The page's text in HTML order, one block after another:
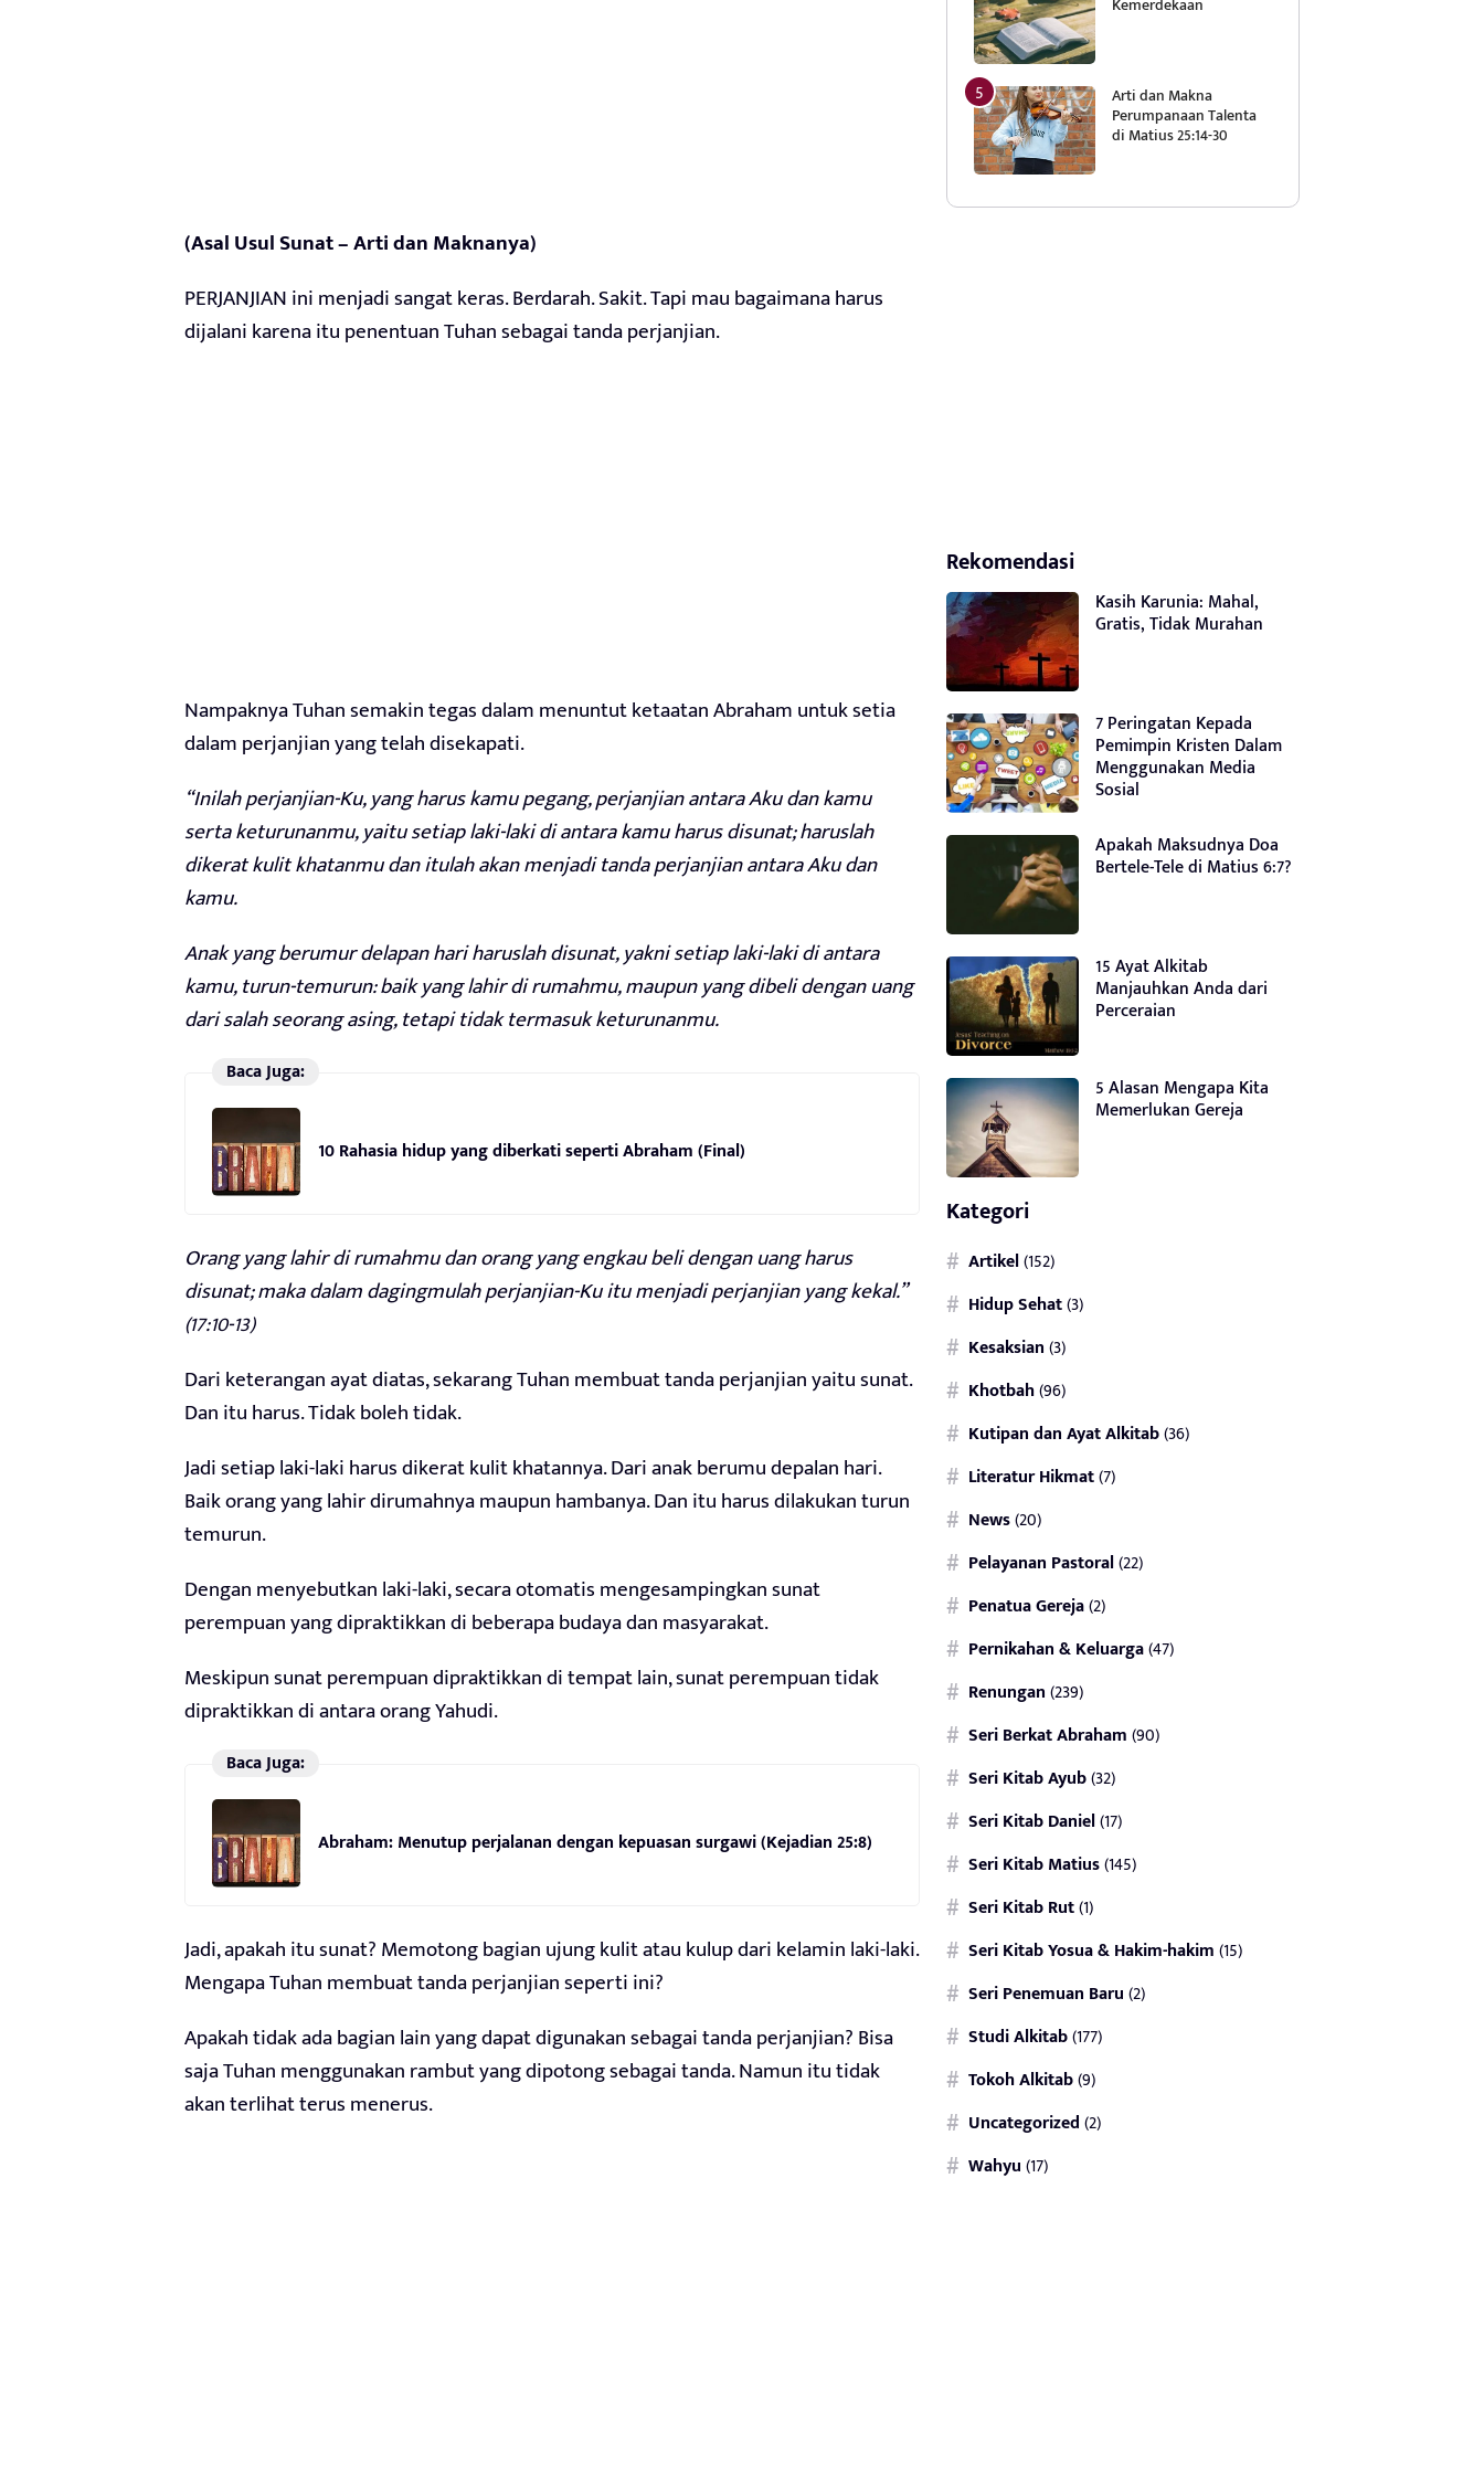
(Asal Usul Sunat – Arti dan Maknanya)
PERJANJIAN ini menjadi sangat keras. Berdarah. Sakit. Tapi mau bagaimana harus
dijalani karena itu penentuan Tuhan sebagai tanda perjanjian.
Nampaknya Tuhan semakin tegas dalam menuntut ketaatan Abraham untuk setia
dalam perjanjian yang telah disekapati.
“Inilah perjanjian-Ku, yang harus kamu pegang, perjanjian antara Aku dan kamu
serta keturunanmu, yaitu setiap laki-laki di antara kamu harus disunat; haruslah
dikerat kulit khatanmu dan itulah akan menjadi tanda perjanjian antara Aku dan
kamu.
Anak yang berumur delapan hari haruslah disunat, yakni setiap laki-laki di antara
kamu, turun-temurun: baik yang lahir di rumahmu, maupun yang dibeli dengan uang
dari salah seorang asing, tetapi tidak termasuk keturunanmu.
Baca Juga:
10 Rahasia hidup yang diberkati seperti Abraham (Final)
Orang yang lahir di rumahmu dan orang yang engkau beli dengan uang harus
disunat; maka dalam dagingmulah perjanjian-Ku itu menjadi perjanjian yang kekal.”
(17:10-13)
Dari keterangan ayat diatas, sekarang Tuhan membuat tanda perjanjian yaitu sunat.
Dan itu harus. Tidak boleh tidak.
Jadi setiap laki-laki harus dikerat kulit khatannya. Dari anak berumu depalan hari.
Baik orang yang lahir dirumahnya maupun hambanya. Dan itu harus dilakukan turun
temurun.
Dengan menyebutkan laki-laki, secara otomatis mengesampingkan sunat
perempuan yang dipraktikkan di beberapa budaya dan masyarakat.
Meskipun sunat perempuan dipraktikkan di tempat lain, sunat perempuan tidak
dipraktikkan di antara orang Yahudi.
Baca Juga:
Abraham: Menutup perjalanan dengan kepuasan surgawi (Kejadian 25:8)
Jadi, apakah itu sunat? Memotong bagian ujung kulit atau kulup dari kelamin laki-laki.
Mengapa Tuhan membuat tanda perjanjian seperti ini?
Apakah tidak ada bagian lain yang dapat digunakan sebagai tanda perjanjian? Bisa
saja Tuhan menggunakan rambut yang dipotong sebagai tanda. Namun itu tidak
akan terlihat terus menerus.
Arti dan Makna
Perumpanaan Talenta
di Matius 25:14-30
Rekomendasi
Kasih Karunia: Mahal,
Gratis, Tidak Murahan
7 Peringatan Kepada
Pemimpin Kristen Dalam
Menggunakan Media
Sosial
Apakah Maksudnya Doa
Bertele-Tele di Matius 6:7?
15 Ayat Alkitab
Manjauhkan Anda dari
Perceraian
5 Alasan Mengapa Kita
Memerlukan Gereja
Kategori
Artikel(152)
Hidup Sehat(3)
Kesaksian(3)
Khotbah(96)
Kutipan dan Ayat Alkitab(36)
Literatur Hikmat(7)
News(20)
Pelayanan Pastoral(22)
Penatua Gereja(2)
Pernikahan & Keluarga(47)
Renungan(239)
Seri Berkat Abraham(90)
Seri Kitab Ayub(32)
Seri Kitab Daniel(17)
Seri Kitab Matius(145)
Seri Kitab Rut(1)
Seri Kitab Yosua & Hakim-hakim(15)
Seri Penemuan Baru(2)
Studi Alkitab(177)
Tokoh Alkitab(9)
Uncategorized(2)
Wahyu(17)